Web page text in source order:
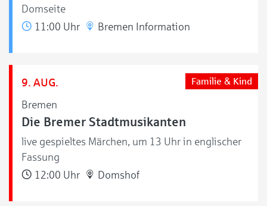
Domseite
11:00 Uhr
Bremen Information
9. AUG.
Bremen
Familie & Kind
Die Bremer Stadtmusikanten
live gespieltes Märchen, um 13 Uhr in englischer
Fassung
12:00 Uhr
Domshof